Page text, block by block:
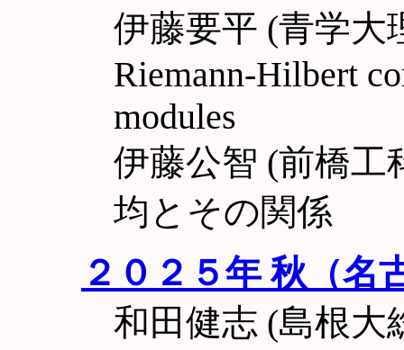
伊藤要平 (青学大
Riemann-Hilbert
modules
伊藤公智 (前橋工
均とその関係
２０２５年 秋（名
和田健志 (島根大